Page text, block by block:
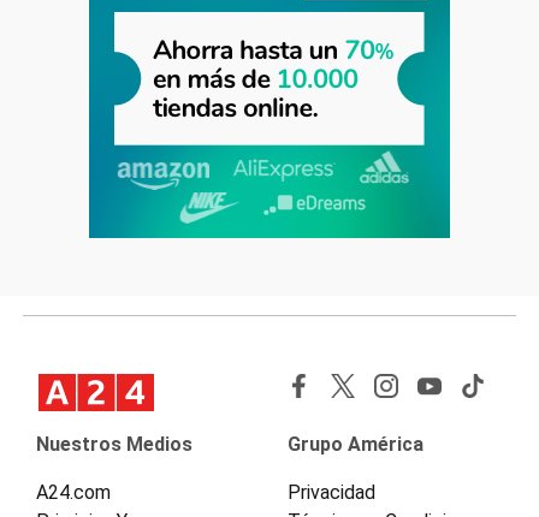
Nuestros Medios
A24.com
Grupo América
Privacidad